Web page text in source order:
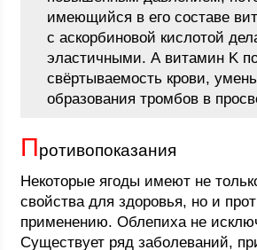
имеющийся в его составе
с аскорбиновой кислотой
эластичными. А витамин K
свёртываемость крови,
образования тромбов в
Противопоказания
Некоторые ягоды имеют не
свойства для здоровья, но и
применению. Облепиха не
Существует ряд заболеваний,